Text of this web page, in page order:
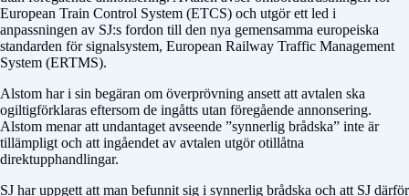
European Train Control System (ETCS) och utgör ett led i
anpassningen av SJ:s fordon till den nya gemensamma europeiska
standarden för signalsystem, European Railway Traffic Management
System (ERTMS).
Alstom har i sin begäran om överprövning ansett att avtalen ska
ogiltigförklaras eftersom de ingåtts utan föregående annonsering.
Alstom menar att undantaget avseende ”synnerlig brådska” inte är
tillämpligt och att ingåendet av avtalen utgör otillåtna
direktupphandlingar.
SJ har uppgett att man befunnit sig i synnerlig brådska och att SJ därför